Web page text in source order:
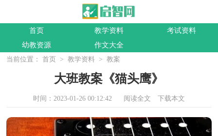
首页 教学资料
考试资料
幼教资源
作文大全
当前位置： 首页 > 教学资料 > 教案
大班教案《猫头鹰》
时间：2023-01-26 00:12:42 阅读全文 下载本文